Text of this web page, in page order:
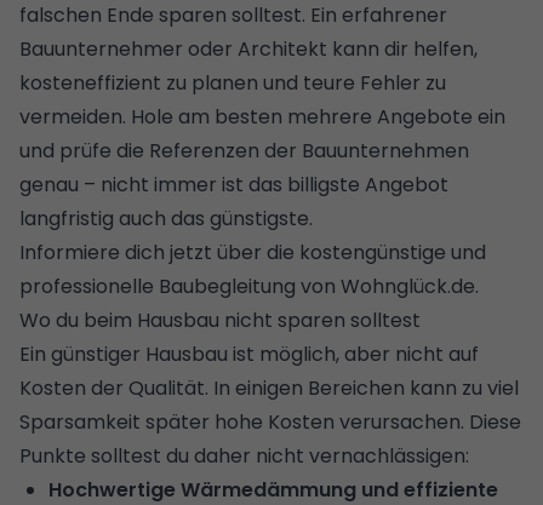
falschen Ende sparen solltest. Ein erfahrener
Bauunternehmer oder Architekt kann dir helfen,
kosteneffizient zu planen und teure Fehler zu
vermeiden. Hole am besten mehrere Angebote ein
und prüfe die Referenzen der Bauunternehmen
genau – nicht immer ist das billigste Angebot
langfristig auch das günstigste.
Informiere dich jetzt über die kostengünstige und
professionelle Baubegleitung von Wohnglück.de.
Wo du beim Hausbau nicht sparen solltest
Ein günstiger Hausbau ist möglich, aber nicht auf
Kosten der Qualität. In einigen Bereichen kann zu viel
Sparsamkeit später hohe Kosten verursachen. Diese
Punkte solltest du daher nicht vernachlässigen:
Hochwertige Wärmedämmung und effiziente